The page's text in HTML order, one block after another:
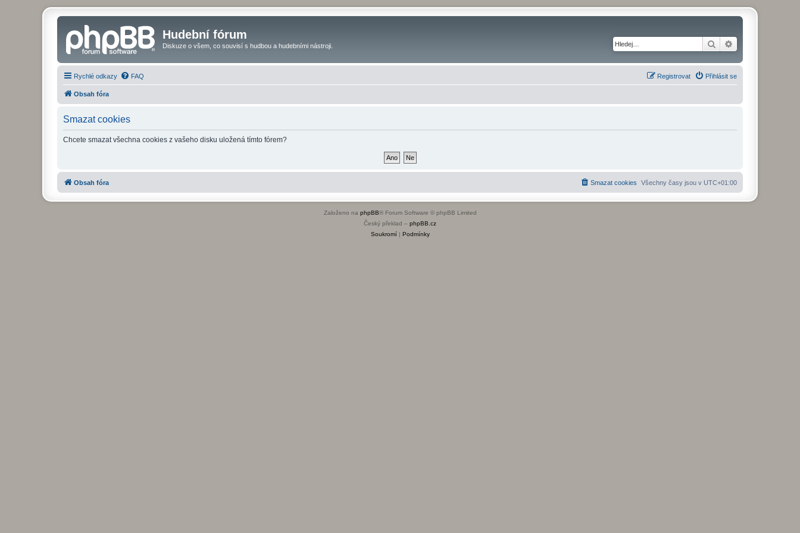
Hudební fórum
Diskuze o všem, co souvisí s hudbou a hudebními nástroji. Hledat
Rychlé odkazy FAQ Přihlásit se
Registrovat
Obsah fóra
Smazat cookies
Chcete smazat všechna cookies z vašeho disku uložená tímto fórem?
Obsah fóra Všechny časy jsou v UTC+01:00
Smazat cookies
Založeno na phpBB® Forum Software © phpBB Limited
Český překlad – phpBB.cz
Soukromí| Podmínky